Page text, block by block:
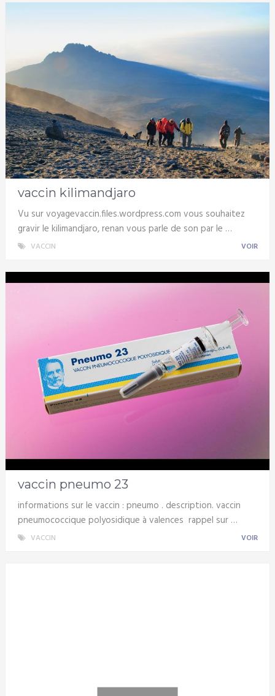
vaccin kilimandjaro
Vu sur voyagevaccin.files.wordpress.com vous souhaitez
gravir le kilimandjaro, renan vous parle de son par le …
VACCIN VOIR
vaccin pneumo 23
informations sur le vaccin : pneumo . description. vaccin
pneumococcique polyosidique à valences rappel sur …
VACCIN VOIR